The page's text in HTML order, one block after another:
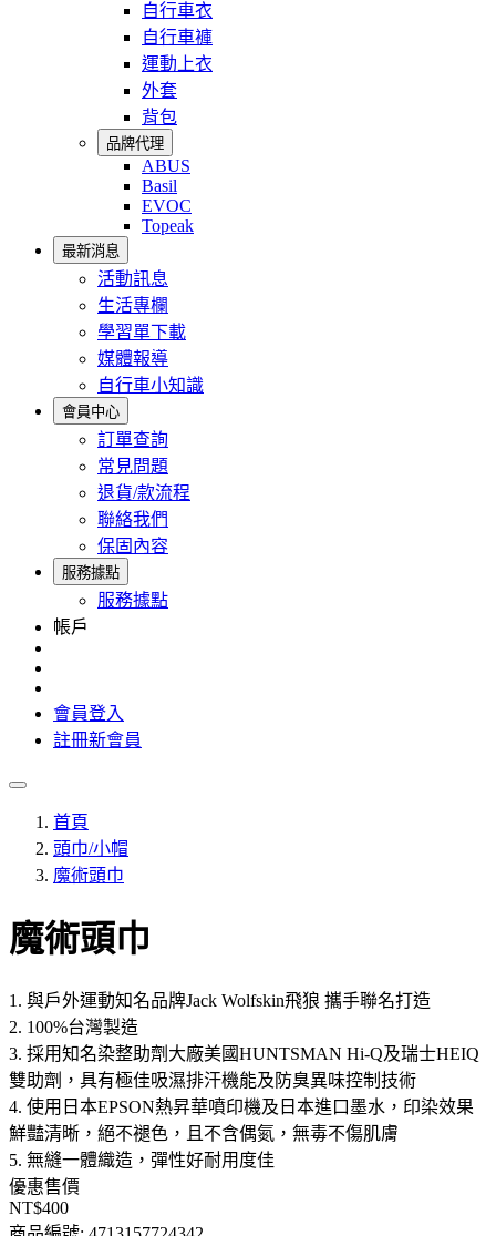
自行車衣
自行車褲
運動上衣
外套
背包
品牌代理
ABUS
Basil
EVOC
Topeak
最新消息
活動訊息
生活專欄
學習單下載
媒體報導
自行車小知識
會員中心
訂單查詢
常見問題
退貨/款流程
聯絡我們
保固內容
服務據點
服務據點
帳戶
會員登入
註冊新會員
首頁
頭巾/小帽
魔術頭巾
魔術頭巾
1. 與戶外運動知名品牌Jack Wolfskin飛狼 攜手聯名打造
2. 100%台灣製造
3. 採用知名染整助劑大廠美國HUNTSMAN Hi-Q及瑞士HEIQ
雙助劑，具有極佳吸濕排汗機能及防臭異味控制技術
4. 使用日本EPSON熱昇華噴印機及日本進口墨水，印染效果
鮮豔清晰，絕不褪色，且不含偶氮，無毒不傷肌膚
5. 無縫一體織造，彈性好耐用度佳
優惠售價
NT$400